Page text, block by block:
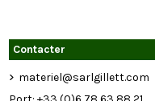
Contacter
materiel@sarlgillett.com